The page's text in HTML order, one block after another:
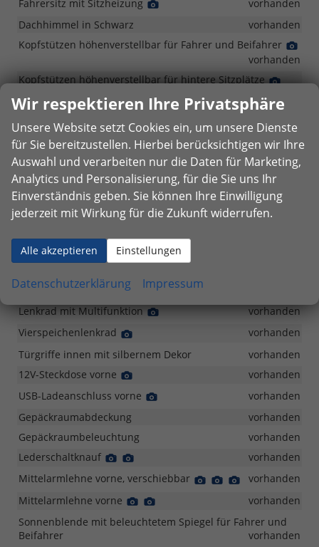
Fahrersitz mit Sitzheizung
vorhanden
Dachhimmel in Schwarz
vorhanden
Kopfstützen höhenverstellbar für Fahrer und Beifahrer
vorhanden
Kopfstützen höhenverstellbar für hintere Sitzplätze
vorhanden
Innenspiegel manuell abblendbar
Foto
Digitales Cockpit mit 10,3-Zoll-Display
Detail
Foto
Detail
Foto
vorhanden
Klimaautomatik
Detail
Foto
Detail
Foto
vorhanden
Fensterheber elektrisch für vordere Fenster
Detail
Foto
Detail
FotoFoto
vorhanden
Fensterheber elektrisch für hintere Fenster
Detail
Lenkrad beheizbar
Detail
Foto
Lenkrad in Leder
Lenkrad mit Multifunktion
vorhanden
Vierspeichenlenkrad
vorhanden
Türgriffe innen mit silbernem Dekor
vorhanden
12V-Steckdose vorne
vorhanden
USB-Ladeanschluss vorne
vorhanden
Gepäckraumabdeckung
vorhanden
Gepäckraumbeleuchtung
vorhanden
Lederschaltknauf
Detail
vorhanden
Mittelarmlehne vorne, verschiebbar
DetailDetailDetail
vorhanden
Mittelarmlehne vorne
Detail
vorhanden
Sonnenblende mit beleuchtetem Spiegel für Fahrer und
Beifahrer
vorhanden
Wir respektieren Ihre Privatsphäre
Unsere Website setzt Cookies ein, um unsere Dienste
für Sie bereitzustellen. Hierbei berücksichtigen wir Ihre
Auswahl und verarbeiten nur die Daten für Marketing,
Analytics und Personalisierung, für die Sie uns Ihr
Einverständnis geben. Sie können Ihre Einwilligung
jederzeit mit Wirkung für die Zukunft widerrufen.
Alle akzeptieren Einstellungen
Datenschutzerklärung Impressum